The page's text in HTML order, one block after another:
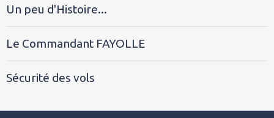
Un peu d'Histoire...
Le Commandant FAYOLLE
Sécurité des vols